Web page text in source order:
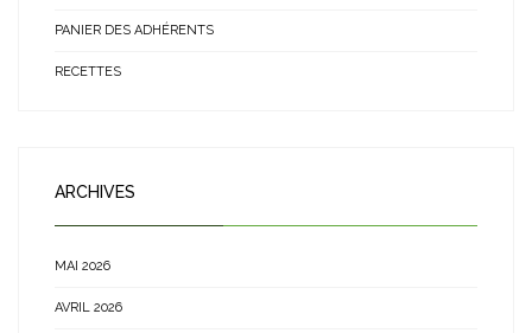
PANIER DES ADHÉRENTS
RECETTES
ARCHIVES
MAI 2026
AVRIL 2026